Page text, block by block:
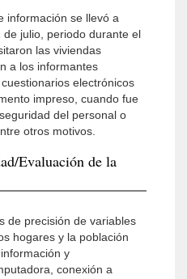
información se llevó a
julio, periodo durante el
las viviendas
a los informantes
electrónicos
impreso, cuando fue
del personal o
otros motivos.
Evaluación de la
de precisión de variables
hogares y la población
y
conexión a